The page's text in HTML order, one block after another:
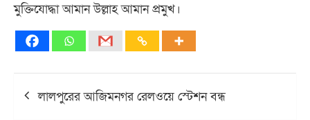
মুক্তিযোদ্ধা আমান উল্লাহ আমান প্রমুখ।
navigation
লালপুরের আজিমনগর রেলওয়ে স্টেশন বন্ধ